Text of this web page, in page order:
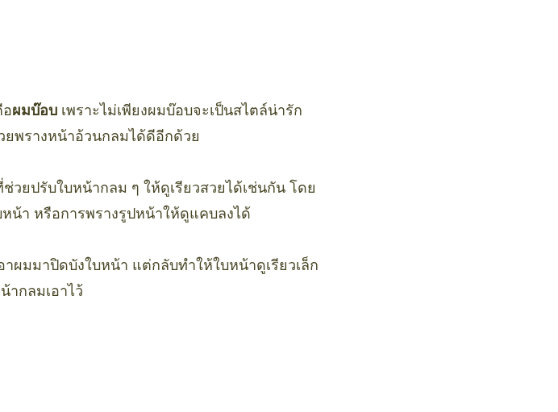
ผมบ๊อบ เพราะไม่เพียงผมบ๊อบจะเป็นสไตล์น่ารัก
ยพรางหน้าอ้วนกลมได้ดีอีกด้วย
วยปรับใบหน้ากลม ๆ ให้ดูเรียวสวยได้เช่นกัน โดย
น้า หรือการพรางรูปหน้าให้ดูแคบลงได้
ผมมาปิดบังใบหน้า แต่กลับทำให้ใบหน้าดูเรียวเล็ก
ากลมเอาไว้